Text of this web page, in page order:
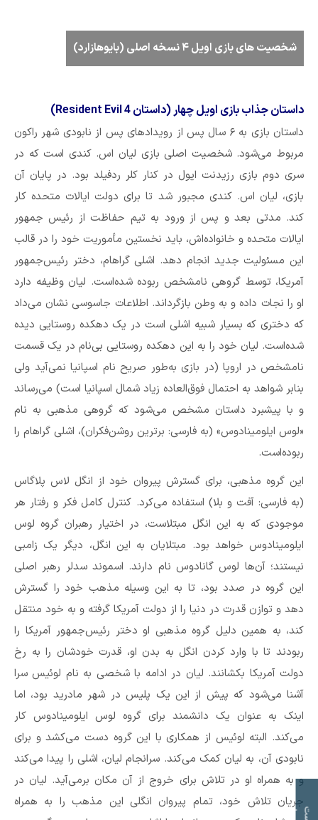
شخصیت های بازی اویل ۴ نسخه اصلی (بایوهازارد)
داستان جذاب بازی اویل چهار (داستان Resident Evil 4)
داستان بازی به ۶ سال پس از رویدادهای پس از نابودی شهر راکون
مربوط می‌شود. شخصیت اصلی بازی لیان اس. کندی است که در
سری دوم بازی رزیدنت ایول در کنار کلر ردفیلد بود. در پایان آن
بازی، لیان اس. کندی مجبور شد تا برای دولت ایالات متحده کار
کند. مدتی بعد و پس از ورود به تیم حفاظت از رئیس جمهور
ایالات متحده و خانواده‌اش، باید نخستین مأموریت خود را در قالب
این مسئولیت جدید انجام دهد. اشلی گراهام، دختر رئیس‌جمهور
آمریکا، توسط گروهی نامشخص ربوده شده‌است. لیان وظیفه دارد
او را نجات داده و به وطن بازگرداند. اطلاعات جاسوسی نشان می‌داد
که دختری که بسیار شبیه اشلی است در یک دهکده روستایی دیده
شده‌است. لیان خود را به این دهکده روستایی بی‌نام در یک قسمت
نامشخص در اروپا (در بازی به‌طور صریح نام اسپانیا نمی‌آید ولی
بنابر شواهد به احتمال فوق‌العاده زیاد شمال اسپانیا است) می‌رساند
و با پیشبرد داستان مشخص می‌شود که گروهی مذهبی به نام
«لوس ایلومینادوس» (به فارسی: برترین روشن‌فکران)، اشلی گراهام را
ربوده‌است.
این گروه مذهبی، برای گسترش پیروان خود از انگل لاس پلاگاس
(به فارسی: آفت و بلا) استفاده می‌کرد. کنترل کامل فکر و رفتار هر
موجودی که به این انگل مبتلاست، در اختیار رهبران گروه لوس
ایلومینادوس خواهد بود. مبتلایان به این انگل، دیگر یک زامبی
نیستند؛ آن‌ها لوس گانادوس نام دارند. اسموند سدلر رهبر اصلی
این گروه در صدد بود، تا به این وسیله مذهب خود را گسترش
دهد و توازن قدرت در دنیا را از دولت آمریکا گرفته و به خود منتقل
کند، به همین دلیل گروه مذهبی او دختر رئیس‌جمهور آمریکا را
ربودند تا با وارد کردن انگل به بدن او، قدرت خودشان را به رخ
دولت آمریکا بکشانند. لیان در ادامه با شخصی به نام لوئیس سرا
آشنا می‌شود که پیش از این یک پلیس در شهر مادرید بود، اما
اینک به عنوان یک دانشمند برای گروه لوس ایلومینادوس کار
می‌کند. البته لوئیس از همکاری با این گروه دست می‌کشد و برای
نابودی آن، به لیان کمک می‌کند. سرانجام لیان، اشلی را پیدا می‌کند
و به همراه او در تلاش برای خروج از آن مکان برمی‌آید. لیان در
جریان تلاش خود، تمام پیروان انگلی این مذهب را به همراه